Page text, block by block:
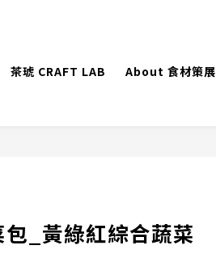
茶琥 CRAFT LAB
About 食材策展
_黃綠紅綜合蔬菜